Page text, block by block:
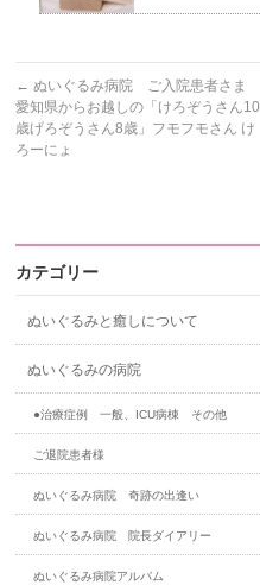
← ぬいぐるみ病院 ご入院患者さま
愛知県からお越しの「けろぞうさん10
歳げろぞうさん8歳」フモフモさん け
ろーにょ
カテゴリー
ぬいぐるみと癒しについて
ぬいぐるみの病院
●治療症例 一般、ICU病棟 その他
ご退院患者様
ぬいぐるみ病院 奇跡の出逢い
ぬいぐるみ病院 院長ダイアリー
ぬいぐるみ病院アルバム